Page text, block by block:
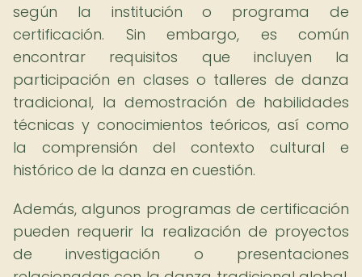
según la institución o programa de
certificación. Sin embargo, es común
encontrar requisitos que incluyen la
participación en clases o talleres de danza
tradicional, la demostración de habilidades
técnicas y conocimientos teóricos, así como
la comprensión del contexto cultural e
histórico de la danza en cuestión.
Además, algunos programas de certificación
pueden requerir la realización de proyectos
de investigación o presentaciones